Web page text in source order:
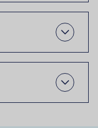
Open
Open